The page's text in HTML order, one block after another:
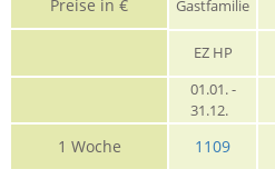
Preise in € Gastfamilie
EZ HP
01.01. -
31.12.
1 Woche 1109